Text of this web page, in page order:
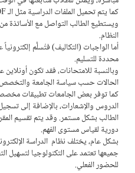
ويستطيع الطالب التواصل مع الأساتذة
النظام.
محددة للتسليم.
وبالنسبة للامتحانات، فقد تكون
الحالات حسب سياسة الجامعة
كما توفر بعض الجامعات تطبيقات
الدروس والإشعارات، بالإضافة إلى
الطالب بشكل مستمر. وقد يتم تقسيم
دورية لقياس مستوى الفهم.
بشكل عام، يختلف نظام الدراسة
جميعها تعتمد على التكنولوجيا لتسهيل
للحضور الفعلي.